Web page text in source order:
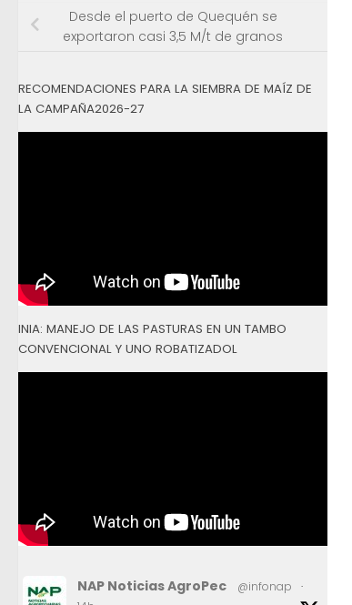
Desde el puerto de Quequén se
exportaron casi 3,5 M/t de granos
RECOMENDACIONES PARA LA SIEMBRA DE MAÍZ DE
LA CAMPAÑA2026-27
INIA: MANEJO DE LAS PASTURAS EN UN TAMBO
CONVENCIONAL Y UNO ROBATIZADOL
NAP Noticias AgroPec @infonap
·